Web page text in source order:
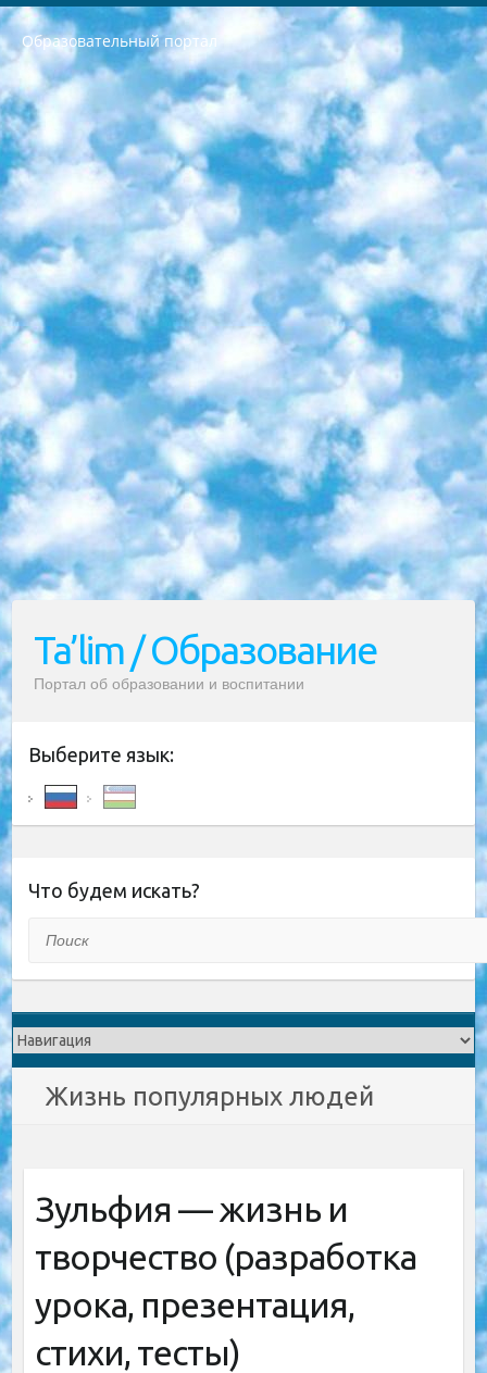
Образовательный портал
РЕСПУБЛИКА УЗБЕКИСТАН МИНИСТРЕРСТВО ДОШКОЛЬНОГО И ШКОЛЬНОГО ОБРАЗОВАНИЯ КОМАНДА в общеобразовательных учреждениях в 2023-2024 учебном году организация и проведение итоговой государственной аттестации обучающихся о Министра дошкольного и школьного образования Республики Узбекистан от 4 марта 2008 года (постановлением Минюста от 20 марта 2008 года № 1778 государственной регистрации) «Итоговое состояние учащихся общего среднего образования на основании положения об утверждении положения об аттестации общего среднего образования выпускной экзамен студентов в образовательных учреждениях в 2023-2024 учебном году В целях организации и прохождения аттестации приказываю: 1. Следующее: перечень предметов, по которым будет проводиться итоговая государственная аттестация и экзамен формы перевода согласно приложению 1; сертификаты международного образца, оценивающие уровень владения иностранными языками перечень согласно приложению 2; 2. Педагогический при специализированных образовательных учреждениях. научно-практический центр квалификации и международной оценки (Д.Давидова) 2024 г. До 25 марта: задания по предметам, по которым будет проводиться итоговая аттестация разработка и утверждение технических условий; итоговая аттестация на основании разработанного предметного задания разработка вопросов по предметам (устно и письменно), экзамен передача; общеобразовательные средние школы и специальные учебные заведения учащиеся выпускных классов школ и интернатов в агентской системе подготовка базы данных экзаменационных материалов и критериев оценки; перевод базы экзаменационных материалов на все языки обучения подать в Республиканский образовательный центр для изготовления; варианты экзаменов на основе разработанных контрольных материалов пусть будут поставлены задачи формирования. 3. Республиканский образовательный центр (Ш.Худайкулов) до 5 апреля 2024 года. до: база данных предоставленных экзаменационных материалов на все языки обучения перевод и экспертиза; для слепых, слабовидящих, глухих, слабослышащих и умственно отсталых детей учащиеся выпускных классов специализированных школ и школ-интернатов база данных экзаменационных материалов на всех преподаваемых языках подготовка критериев оценки; специализированные школы для умственно отсталых детей и технологии для учащихся выпускных классов школ-интернатов разработка соответствующих рекомендаций и критериев проведения ЕГЭ по естествознанию давать задания. 4. Педагогический при специализированных образовательных учреждениях. Научно-практический центр навыков и международной оценки (Д.Давидова), Республика образовательный центр (Худайкулов Ш.) итоговый государственный аттестационный экзамен ориентирован на творческое и логическое мышление при подготовке базы материалов учитывать введение заданий. 5. Следует отметить, что: сертификат государственного образца о знании общеобразовательного предмета и как минимум национальный уровень B1 по предметам на иностранных языках, указанным в Приложении 2. или международно признанный сертификат эквивалентного уровня студенты, изучающие определенный предмет, освобождаются от экзамена; по соответствующим предметам запланирована итоговая государственная аттестация за день до дня, путем жеребьевки Рабочей группой (в письменной форме по предметам, проводимым в форме) из числа сформированных вариантов выбрано 2 варианта; 2 выбранных варианта экзамена анонсированы на официальном сайте министерства и все выпускники по всей стране на основе этих вариантов проводит итоговую государственную аттестацию. 6. Государственное образование учащихся средних общеобразовательных учреждений. знания в соответствии с квалификационными требованиями, которые необходимо приобрести на основании стандартов итоговый (выпускной) контроль для 9 и 11 классов в целях тестирования Экзамены (далее – экзамены) состоят из предметов, перечисленных в приложении 1. будет сделано. 7. Экзамены пройдут с 26 мая по 15 июня 2024 г. (кроме науки физического воспитания). 8. Физическая для учащихся 9 классов общесредних образовательных учреждений. Экзамены по предмету «Образование, квалификация медицина» 1-6 мая 2024 года. сотрудники перевести под присмотр (с отклонениями в физическом или умственном развитии) специализированная школа для детей, школы-интернаты и со сколиозом школы-интернаты санаторного типа для больных детей исключены). 9. Он был слепым, слабовидящим и имел нарушения опорно-двигательного аппарата. экзамены в специализированных школах и интернатах для детей должны проводиться исходя из требований, предъявляемых к общеобразовательным учреждениям (физкультура кроме науки). 10. Специализированная школа для глухих и слабослышащих детей. и экзамены в интернатах и быть реализован в виде письменного теста по математике. 11. Специальность для умственно отсталых детей. Для 9 класса Родной язык и литературное письмо Государственный язык (язык обучения – узбекский). для неклассов) написано Математическое письмо Письменная/устная история Узбекистана Физическое воспитание практично Итоговый контроль Для 11 класса Написание родного языка и литературы (эссе) Математическое письмо Узбекский язык (обучение на узбекском языке) не посещающее общее среднее образование для учреждений)/Образовательное учреждение выбор письменный и устный Иностранный язык письменный/устный Письменная/устная история Узбекистана *По выбору студента:  Химия  Физика  Основы государственного права  География 10 бесплатных образовательных ресурсов - Мы составили подборку онлайн-проектов с интерактивными упражнениями, видеолекциями и статьями. Они помогут вам обрести новые и освежить старые знания бесплатно. 1. «ИНТУИТ» Старейшая образовательная площадка Рунета. Здесь вы найдёте сотни текстовых и видеокурсов на десятки различных тем — от программирования до психологии. Многие курсы подготовлены российскими университетами и крупными международными компаниями вроде Intel и Microsoft. Самостоятельное обучение бесплатное, но желающие могут оплатить услуги персональных наставников. 2. «Смартия» знакомит с актуальными профессиями и подсказывает, как им обучаться. Выбрав заинтересовавшую вас специальность — SMM-специалист, фотограф, веб-дизайнер или другую, — увидите список необходимых для неё умений. Чтобы вы могли освоить их самостоятельно, для каждого умения площадка отображает подборку ссылок на учебные материалы. Хотя «Смартия» ориентируется на русскоязычную аудиторию, часть контента всё же доступна только на английском. 3. «Лекторий Физтеха» Проект Московского физико-технического института (Физтеха). С его помощью вы можете смотреть онлайн серии лекций, записанные на видео в этом вузе. В числе доступных предметов — физика, биология, химия, информационные технологии и другие. К некоторым лекциям администрация ресурса прилагает готовые конспекты, которые можно скачивать в PDF-формате. 4. ITMOcourses Онлайн-площадка Санкт-Петербургского национального исследовательского университета информационных технологий, механики и оптики (ИТМО). Ресурс предоставляет свободный доступ к курсам, разработанным в этом вузе. Каталог материалов разбит на четыре категории: «Оптические системы и технологии», «Приборостроение и робототехника», «Информационные технологии» и «Биотехнологии». Курсы состоят из видеолекций, интерактивных демонстраций и заданий. 5. «КиберЛенинка» Электронная научная библиотека открытого доступа. Каталог площадки регулярно обрастает текстами статей из различных научных изданий. Сгруппированные по журналам и рубрикам публикации можно читать онлайн или скачивать целиком в PDF-формате. Проект нацелен на популяризацию науки за счёт открытого доступа к качественной информации. 6. «ПостНаука» На этом ресурсе публикуют подборки видеолекций, составленные экспертами из разных отраслей и объединённые общими темами. Среди них, к примеру, есть серии «Биоинформатика и геномика», «Культура средневековой Скандинавии» и Cinema Studies о теории кино. Каждая подборка лекций — логически связанная история, рассказанная экспертом от первого лица. Кроме того, на сайте появляются научно-образовательные статьи и тесты на разные темы. 7. «Newочём» Команда проекта «Newочём» отбирает самые интересные тексты из англоязычных СМИ и переводит те из них, за которые голосуют участники сообщества «ВКонтакте». По большей части это научно-популярные статьи. Редакторы придумывают лишь заголовки, в остальном содержание переводов соответствует оригиналам. Полные тексты можно читать прямо в социальной сети. 8. InternetUrok Онлайн-база материалов по основным дисциплинам школьной программы. Информация на сайте структурирована по классам, предметам и темам (урокам). Каждый урок состоит из видеолекций и конспектов. Есть также интерактивные тренажёры и тесты для закрепления пройденного материала. Даже если вы давно окончили школу, возможность повторить программу старших классов всегда может пригодиться. 9. Edutainme Ещё один ресурс об образовании. В отличие от Newtonew, как мне кажется, Edutainme больше ориентируется на представителей индустрии: педагогов, предпринимателей, разработчиков образовательных проектов. Но и любой, кто просто стремится к саморазвитию, найдёт на сайте много полезного и интересного для себя. Например, информацию о новых курсах и образовательных сервисах. 10. Newtonew Онлайн-медиа об образовании и обучении в широком смысле. Авторы Newtonew пишут об инструментах, заведениях, тактиках и стратегиях, которые помогают учить других и получать новые знания самостоятельно. На этой площадке вы найдёте новости, обзоры, аналитические мат
Ta’lim / Образование
Портал об образовании и воспитании
Выберите язык:
Что будем искать?
Жизнь популярных людей
Зульфия — жизнь и
творчество (разработка
урока, презентация,
стихи, тесты)